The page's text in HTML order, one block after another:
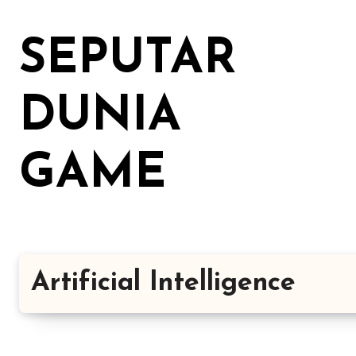
kontenSEPUTAR
DUNIA
GAME
Artificial Intelligence